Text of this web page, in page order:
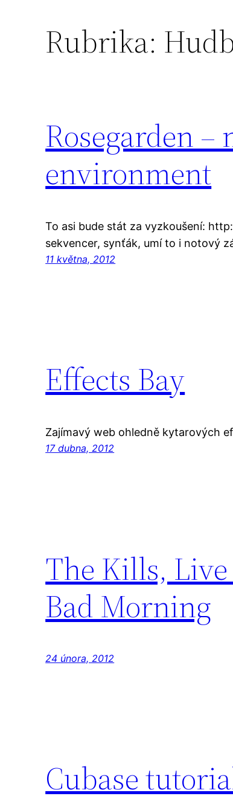
Rubrika:
Rosegarden
environment
To asi bude stát za vyzkoušení:
sekvencer, synťák, umí to i notový
11 května, 2012
Effects Bay
Zajímavý web ohledně kytarových
17 dubna, 2012
The Kills,
Bad Morning
24 února, 2012
Cubase